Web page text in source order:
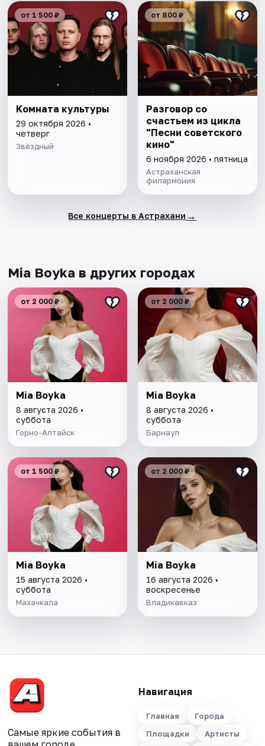
от 1 500 ₽
Комната культуры
29 октября 2026 •
четверг
Звёздный
от 800 ₽
Разговор со
счастьем из цикла
"Песни советского
кино"
6 ноября 2026 • пятница
Астраханская
филармония
Все концерты в Астрахани →
Mia Boyka в других городах
от 2 000 ₽
Mia Boyka
8 августа 2026 •
суббота
Горно-Алтайск
от 2 000 ₽
Mia Boyka
8 августа 2026 •
суббота
Барнаул
от 1 500 ₽
Mia Boyka
15 августа 2026 •
суббота
Махачкала
от 2 000 ₽
Mia Boyka
16 августа 2026 •
воскресенье
Владикавказ
Самые яркие события в
Навигация
Главная
Города
Площадки
Артисты